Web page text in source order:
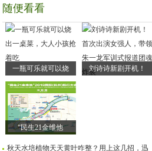
随便看看
一瓶可乐就可以烧 刘诗诗新剧开机！
“民生21金维他
秋天水培植物天天黄叶咋整？用上这几招，迅